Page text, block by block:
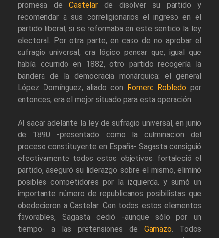
promesa de Castelar de disolver su partido y
recomendar a sus correligionarios el ingreso en el
partido liberal, si se reformaba en este sentido la ley
electoral. Por otra parte, en caso de no aprobar el
sufragio universal, era lógico pensar que, igual que
había ocurrido en 1882, otro partido recogería la
bandera de la democracia monárquica; el general
López Domínguez, aliado con
Romero Robledo por
entonces, era el mejor situado para esta operación.
Al sacar adelante la ley de sufragio universal, en junio
de 1890 -presentado como la culminación del
proceso constituyente en España- Sagasta consiguió
efectivamente todos estos objetivos: fortaleció el
partido, aseguró su liderazgo sobre el mismo, eliminó
posibles competidores por la izquierda, y sumó un
importante número de republicanos posibilistas que
obedecieron a Castelar. Con todos estos elementos
favorables, Sagasta cedió -aunque sólo por un
tiempo- a las pretensiones de Gamazo. Todos